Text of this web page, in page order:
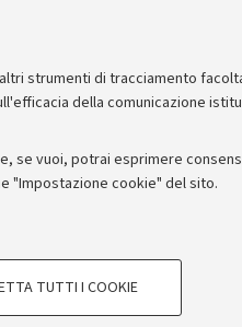
strumenti di tracciamento
della comunicazione
vuoi, potrai esprimere
"Impostazione cookie" del sito.
COOKIE TECNICI -
TUTTI I COOKIE
legali |Impostazioni Cookie